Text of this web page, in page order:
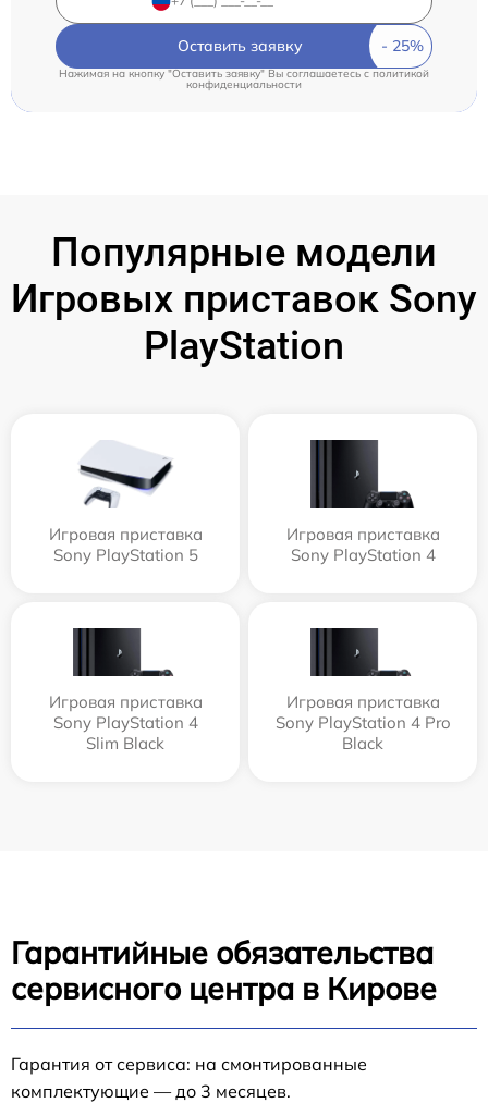
Оставить заявку
Нажимая на кнопку "Оставить заявку" Вы соглашаетесь cполитикой
конфиденциальности
Популярные модели
Игровых приставок Sony
PlayStation
Игровая приставка
Sony PlayStation 5
Игровая приставка
Sony PlayStation 4
Игровая приставка
Sony PlayStation 4
Slim Black
Игровая приставка
Sony PlayStation 4 Pro
Black
Гарантийные обязательства
сервисного центра в Кирове
Гарантия от сервиса: на смонтированные
комплектующие — до 3 месяцев.